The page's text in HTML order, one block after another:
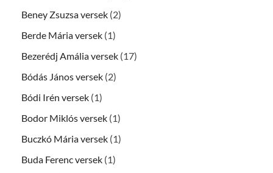
Beney Zsuzsa versek (2)
Berde Mária versek (1)
Bezerédj Amália versek (17)
Bódás János versek (2)
Bódi Irén versek (1)
Bodor Miklós versek (1)
Buczkó Mária versek (1)
Buda Ferenc versek (1)